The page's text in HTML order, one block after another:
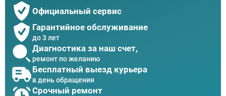
Официальный сервис
Гарантийное обслуживание
до 3 лет
Диагностика за наш счет,
ремонт по желанию
Бесплатный выезд курьера
в день обращения
Срочный ремонт